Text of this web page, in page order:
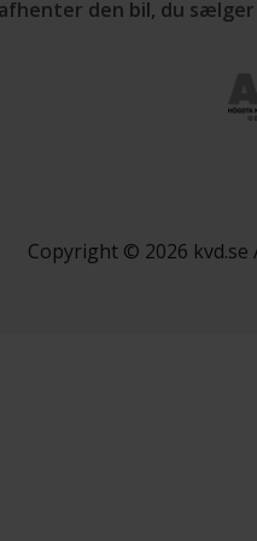
den bil, du sælger
Copyright © 2026